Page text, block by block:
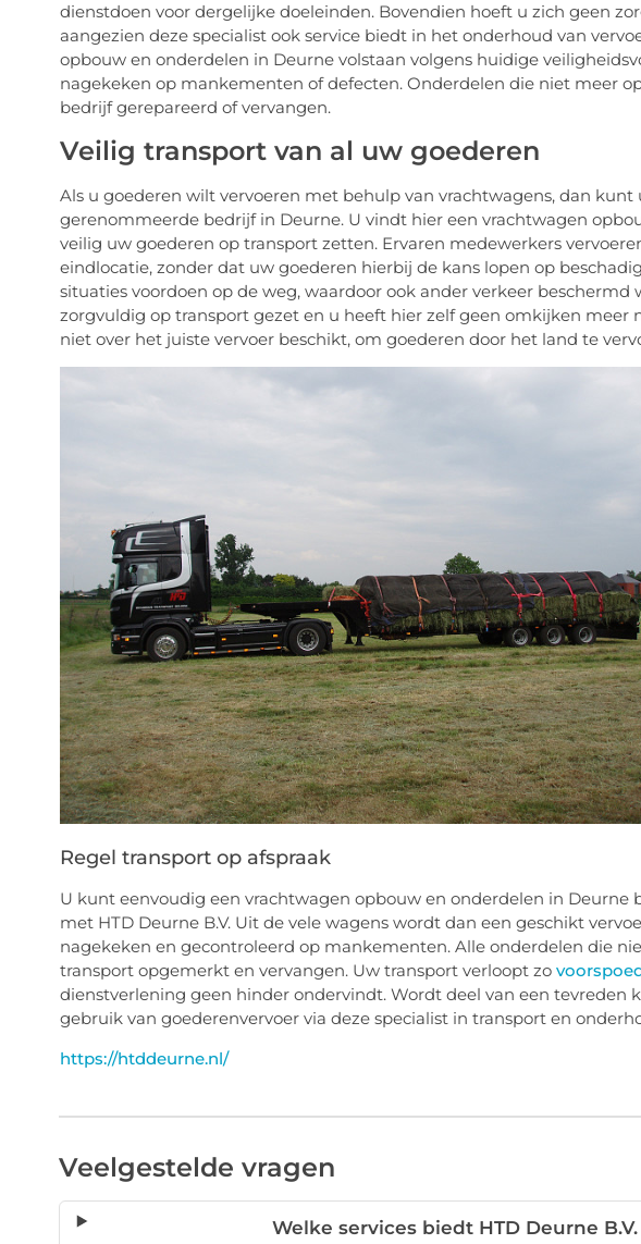
dienstdoen voor dergelijke doeleinden. Bovendien hoeft u zich geen
aangezien deze specialist ook service biedt in het onderhoud van
opbouw en onderdelen in Deurne volstaan volgens huidige
nagekeken op mankementen of defecten. Onderdelen die niet meer
bedrijf gerepareerd of vervangen.
Veilig transport van al uw goederen
Als u goederen wilt vervoeren met behulp van vrachtwagens, dan
gerenommeerde bedrijf in Deurne. U vindt hier een vrachtwagen
veilig uw goederen op transport zetten. Ervaren medewerkers
eindlocatie, zonder dat uw goederen hierbij de kans lopen op
situaties voordoen op de weg, waardoor ook ander verkeer beschermd
zorgvuldig op transport gezet en u heeft hier zelf geen omkijken meer
niet over het juiste vervoer beschikt, om goederen door het land te
Regel transport op afspraak
U kunt eenvoudig een vrachtwagen opbouw en onderdelen in Deurne
met HTD Deurne B.V. Uit de vele wagens wordt dan een geschikt
nagekeken en gecontroleerd op mankementen. Alle onderdelen die
transport opgemerkt en vervangen. Uw transport verloopt zo
dienstverlening geen hinder ondervindt. Wordt deel van een tevreden
gebruik van goederenvervoer via deze specialist in transport en
https://htddeurne.nl/
Veelgestelde vragen
Welke services biedt HTD Deurne